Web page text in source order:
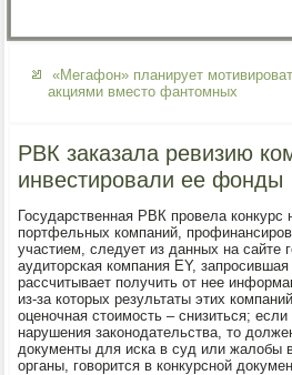
«Мегафон» планирует
акциями вместо фантомных
РВК заказала ревизию
инвестировали ее фонды
Государственная РВК провела
портфельных компаний,
участием, следует из данных на сайте
аудиторская компания EY,
рассчитывает получить от нее
из-за которых результаты этих
оценочная стоимость – снизиться;
нарушения законодательства, то
документы для иска в суд или жалобы
органы, говорится в конкурсной